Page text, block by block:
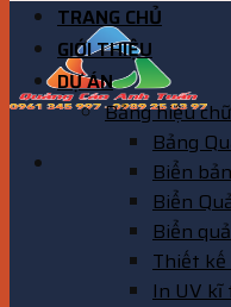
TRANG CHỦ
GIỚI THIỆU
DỰ ÁN
Bảng hiệu
Bảng
Biển
Biển
Biển
Thiết kế
In UV